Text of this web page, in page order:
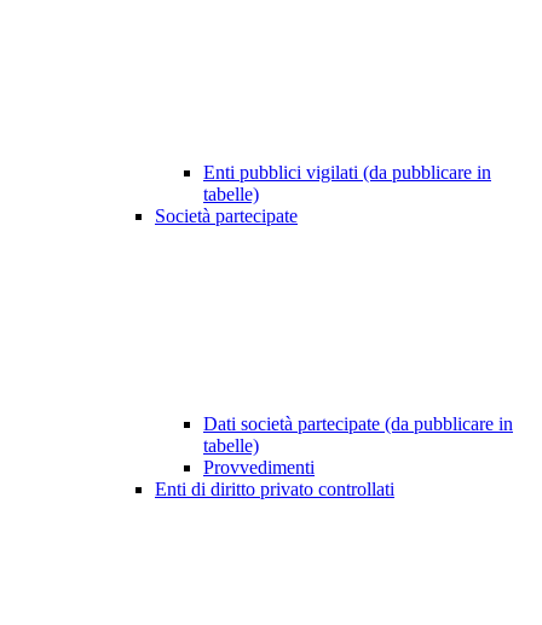
Enti pubblici vigilati (da pubblicare in
tabelle)
Società partecipate
Dati società partecipate (da pubblicare in
tabelle)
Provvedimenti
Enti di diritto privato controllati